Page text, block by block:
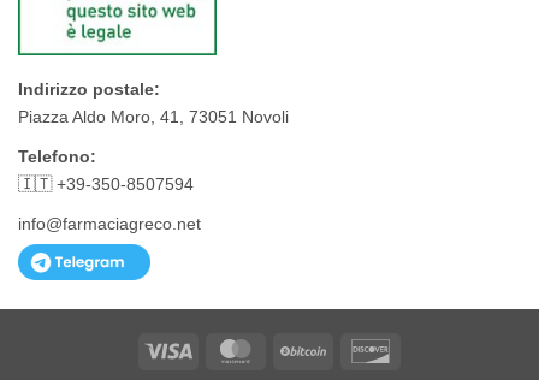
Indirizzo postale:
Piazza Aldo Moro, 41, 73051 Novoli
Telefono:
🇮🇹 +39-350-8507594
info@farmaciagreco.net
Visa MasterCardBitCoin